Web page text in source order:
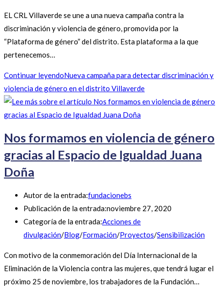
EL CRL Villaverde se une a una nueva campaña contra la
discriminación y violencia de género, promovida por la
“Plataforma de género” del distrito. Esta plataforma a la que
pertenecemos…
Continuar leyendoNueva campaña para detectar discriminación y
violencia de género en el distrito Villaverde
Nos formamos en violencia de género
gracias al Espacio de Igualdad Juana
Doña
Autor de la entrada:fundacionebs
Publicación de la entrada:noviembre 27, 2020
Categoría de la entrada:Acciones de
divulgación/Blog/Formación/Proyectos/Sensibilización
Con motivo de la conmemoración del Día Internacional de la
Eliminación de la Violencia contra las mujeres, que tendrá lugar el
próximo 25 de noviembre, los trabajadores de la Fundación…